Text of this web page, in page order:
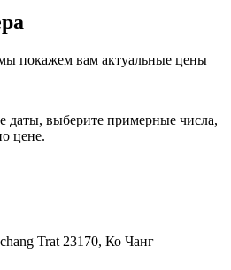
покажем вам актуальные цены
даты, выберите примерные числа,
цене.
Trat 23170, Ко Чанг